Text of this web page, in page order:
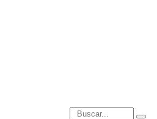
Introduce términos de